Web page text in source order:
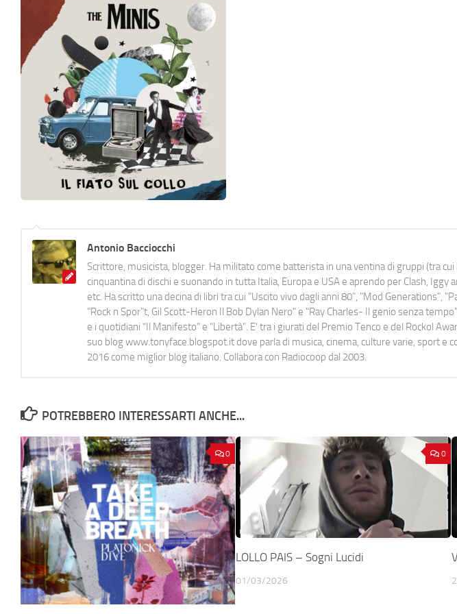
Antonio Bacciocchi
Scrittore, musicista, blogger. Ha militato come batterista in una ventina di gruppi (tra
cinquantina di dischi e suonando in tutta Italia, Europa e USA e aprendo per Clash, Iggy
etc. Ha scritto una decina di libri tra cui "Uscito vivo dagli anni 80", "Mod Generations",
"Rock n Spor"t, Gil Scott-Heron Il Bob Dylan Nero" e "Ray Charles- Il genio senza
e i quotidiani “Il Manifesto” e “Libertà”. E' tra i giurati del Premio Tenco e del Rockol
suo blog www.tonyface.blogspot.it dove parla di musica, cinema, culture varie, sport e
2016 come miglior blog italiano. Collabora con Radiocoop dal 2003.
POTREBBERO INTERESSARTI ANCHE...
0 0
LOLLO PAIS – Sogni Lucidi
01/03/2026